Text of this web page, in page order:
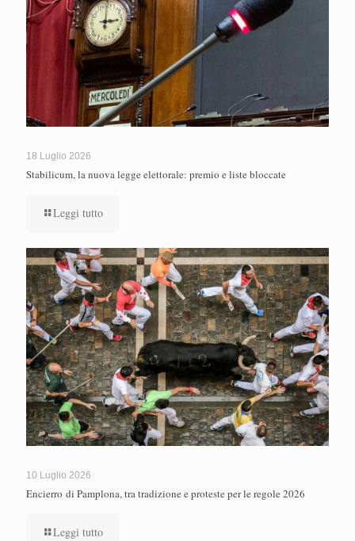
18 Luglio 2026
Stabilicum, la nuova legge elettorale: premio e liste bloccate
Leggi tutto
10 Luglio 2026
Encierro di Pamplona, tra tradizione e proteste per le regole 2026
Leggi tutto